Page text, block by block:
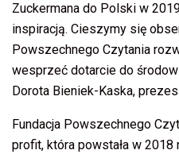
Zuckermana do Polski w
inspiracją. Cieszymy się
Powszechnego Czytania
wesprzeć dotarcie do
Dorota Bieniek-Kaska,
Fundacja Powszechnego
profit, która powstała w